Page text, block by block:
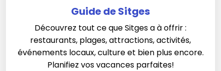
Guide de Sitges
Découvrez tout ce que Sitges a à offrir :
restaurants, plages, attractions, activités,
événements locaux, culture et bien plus encore.
Planifiez vos vacances parfaites!